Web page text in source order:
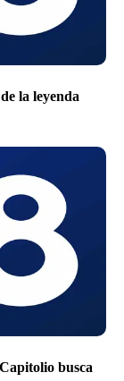
la leyenda
busca